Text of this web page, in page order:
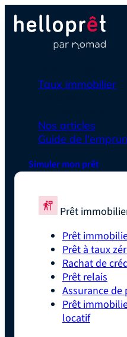
Taux immobilier
Nos articles
Guide de
Simuler mon prêt
Prêt
Prêt
Prêt à taux
Rachat de
Prêt relais
Assurance
Prêt
locatif